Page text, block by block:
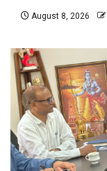
August 8, 2026